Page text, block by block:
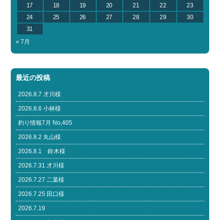
17 18 19 20 21 22
23
24
25 26 27 28 29
30
31
« 7月
最近の投稿
2026.8.7 才川様
2026.8.6 小林様
釣り情報7月 No,405
2026.8.2 丸山様
2026.8.1 鈴木様
2026.7.31 才川様
2026.7.27 二葉様
2026.7.25 田口様
2026.7.19